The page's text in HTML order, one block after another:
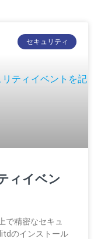
セキュリティ
ィイベン
で精密なセキュ
のインストール